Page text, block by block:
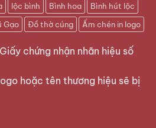
lộc bình Bình hoa
Bình hút lộc
Gạo Đồ thờ cúng Ấm chén in logo
Giấy chứng nhận nhãn hiệu số
hoặc tên thương hiệu sẽ bị